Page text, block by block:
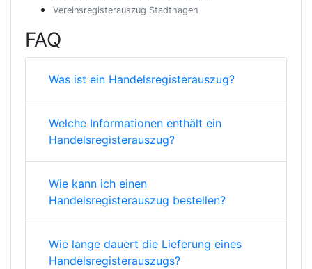
Vereinsregisterauszug Stadthagen
FAQ
Was ist ein Handelsregisterauszug?
Welche Informationen enthält ein
Handelsregisterauszug?
Wie kann ich einen
Handelsregisterauszug bestellen?
Wie lange dauert die Lieferung eines
Handelsregisterauszugs?